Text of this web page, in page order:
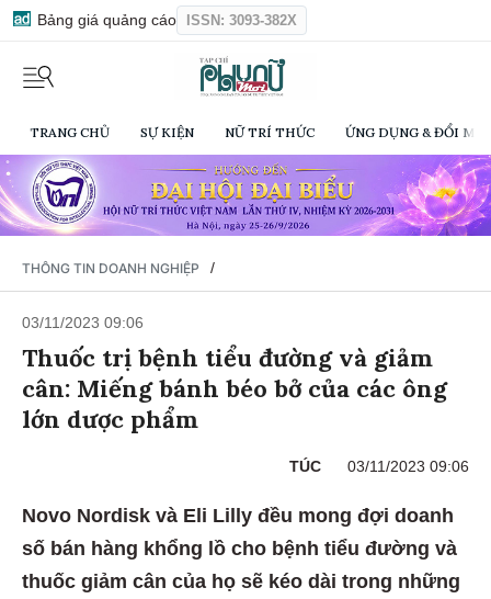
Bảng giá quảng cáo ISSN: 3093-382X
TRANG CHỦ SỰ KIỆN NỮ TRÍ THỨC ỨNG DỤNG & ĐỔI
THÔNG TIN DOANH NGHIỆP /
03/11/2023 09:06
Thuốc trị bệnh tiểu đường và giảm
cân: Miếng bánh béo bở của các ông
lớn dược phẩm
TÚC 03/11/2023 09:06
Novo Nordisk và Eli Lilly đều mong đợi doanh
số bán hàng khổng lồ cho bệnh tiểu đường và
thuốc giảm cân của họ sẽ kéo dài trong những